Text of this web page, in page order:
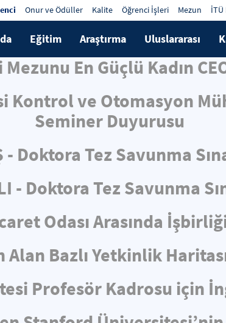
Onur ve Ödüller Kalite Öğrenci İşleri Mezun İTÜ
Eğitim Araştırma Uluslararası
En Güçlü Kadın
Kontrol ve Otomasyon
Seminer Duyurusu
- Doktora Tez Savunma
- Doktora Tez Savunma
Odası Arasında
Alan Bazlı Yetkinlik
Profesör Kadrosu için